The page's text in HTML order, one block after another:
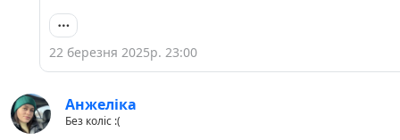
22 березня 2025р. 23:00
Анжеліка
Без коліс :(